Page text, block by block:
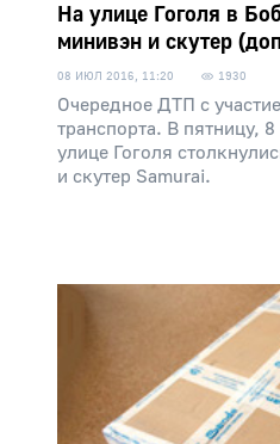
На улице Гоголя в
минивэн и скутер
08 ИЮЛ 2016, 11:20 1930
Очередное ДТП с
транспорта. В пятницу,
улице Гоголя
и скутер Samurai.